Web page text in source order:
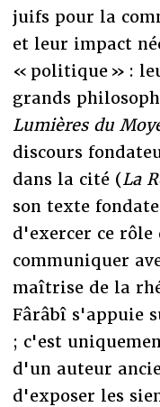
juifs pour la
et leur impact
« politique » :
grands
Lumières du
discours
dans la cité (La
son texte
d'exercer ce
communiquer
maîtrise de la
Fârâbî s'appuie
; c'est
d'un auteur
d'exposer les